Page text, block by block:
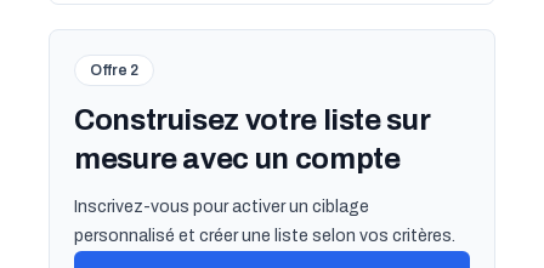
Offre 2
Construisez votre liste sur
mesure avec un compte
Inscrivez-vous pour activer un ciblage
personnalisé et créer une liste selon vos critères.